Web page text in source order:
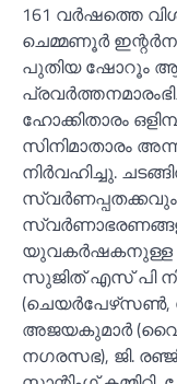
161 വര്‍ഷത്തെ
ചെമ്മണൂര്‍
പുതിയ ഷോറൂം
ഹോക്കിതാരം
സിനിമാതാരം
നിര്‍വഹിച്ചു.
സ്വര്‍ണപ്പതക്കവും
യുവകര്‍ഷകനുള്ള
സുജിത് എസ് പി
(ചെയര്‍പേഴ്‌സണ്‍,
അജയകുമാര്‍
നഗരസഭ), ജി.